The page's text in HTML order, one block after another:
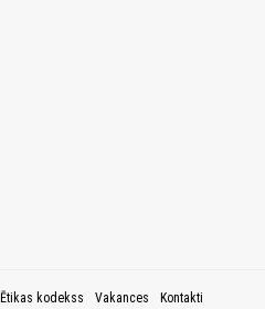
Ētikas kodekss Vakances Kontakti